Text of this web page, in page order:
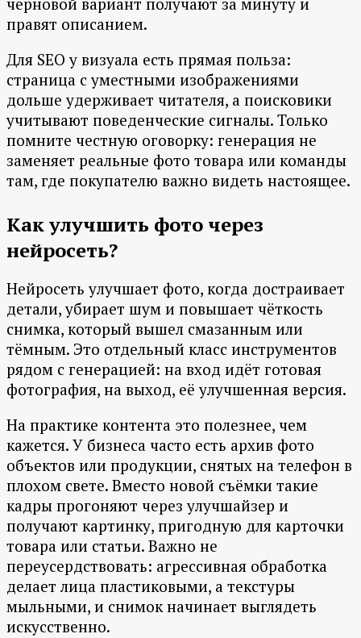
правят описанием.
Для SEO у визуала есть прямая польза:
страница с уместными изображениями
дольше удерживает читателя, а поисковики
учитывают поведенческие сигналы. Только
помните честную оговорку: генерация не
заменяет реальные фото товара или команды
там, где покупателю важно видеть настоящее.
Как улучшить фото через
нейросеть?
Нейросеть улучшает фото, когда достраивает
детали, убирает шум и повышает чёткость
снимка, который вышел смазанным или
тёмным. Это отдельный класс инструментов
рядом с генерацией: на вход идёт готовая
фотография, на выход, её улучшенная версия.
На практике контента это полезнее, чем
кажется. У бизнеса часто есть архив фото
объектов или продукции, снятых на телефон в
плохом свете. Вместо новой съёмки такие
кадры прогоняют через улучшайзер и
получают картинку, пригодную для карточки
товара или статьи. Важно не
переусердствовать: агрессивная обработка
делает лица пластиковыми, а текстуры
мыльными, и снимок начинает выглядеть
искусственно.